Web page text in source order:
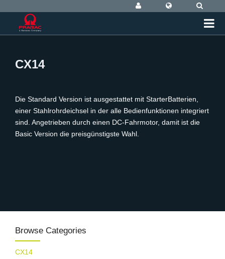
CX14
Die Standard Version ist ausgestattet mit StarterBatterien,
einer Stahlrohrdeichsel in der alle Bedienfunktionen integriert
sind. Angetrieben durch einen DC-Fahrmotor, damit ist die
Basic Version die preisgünstigste Wahl.
Browse Categories
CX14